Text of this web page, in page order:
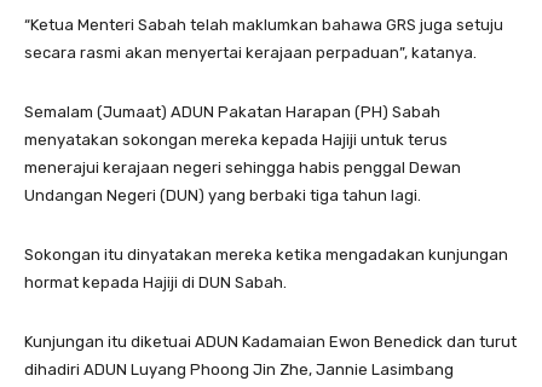
“Ketua Menteri Sabah telah maklumkan bahawa GRS juga setuju
secara rasmi akan menyertai kerajaan perpaduan”, katanya.
Semalam (Jumaat) ADUN Pakatan Harapan (PH) Sabah
menyatakan sokongan mereka kepada Hajiji untuk terus
menerajui kerajaan negeri sehingga habis penggal Dewan
Undangan Negeri (DUN) yang berbaki tiga tahun lagi.
Sokongan itu dinyatakan mereka ketika mengadakan kunjungan
hormat kepada Hajiji di DUN Sabah.
Kunjungan itu diketuai ADUN Kadamaian Ewon Benedick dan turut
dihadiri ADUN Luyang Phoong Jin Zhe, Jannie Lasimbang